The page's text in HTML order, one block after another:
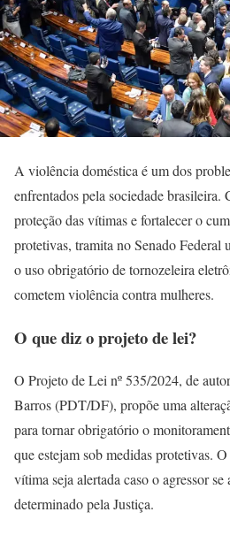
A violência doméstica é um dos
enfrentados pela sociedade
proteção das vítimas e fortalecer o
protetivas, tramita no Senado Federal
o uso obrigatório de tornozeleira
cometem violência contra mulheres.
O que diz o projeto de lei?
O Projeto de Lei nº 535/2024, de
Barros (PDT/DF), propõe uma
para tornar obrigatório o
que estejam sob medidas protetivas.
vítima seja alertada caso o agressor
determinado pela Justiça.